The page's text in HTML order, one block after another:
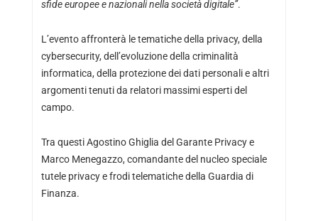
sfide europee e nazionali nella società digitale”.
L’evento affronterà le tematiche della privacy, della
cybersecurity, dell’evoluzione della criminalità
informatica, della protezione dei dati personali e altri
argomenti tenuti da relatori massimi esperti del
campo.
Tra questi Agostino Ghiglia del Garante Privacy e
Marco Menegazzo, comandante del nucleo speciale
tutele privacy e frodi telematiche della Guardia di
Finanza.